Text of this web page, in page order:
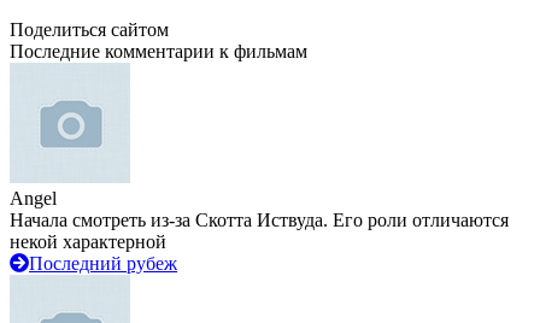
Поделиться сайтом
Последние комментарии к фильмам
Angel
Начала смотреть из-за Скотта Иствуда. Его роли отличаются
некой характерной
Последний рубеж